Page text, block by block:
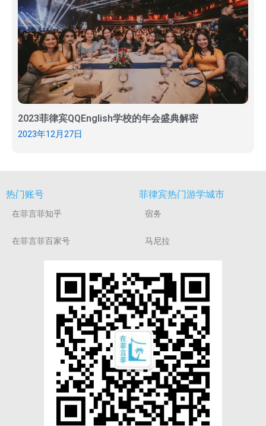
2023菲律宾QQEnglish学校的年会盛典解密
2023年12月27日
热门账号
在菲言菲知乎
在菲言菲百家号
菲律宾热门游学城市
宿务
马尼拉